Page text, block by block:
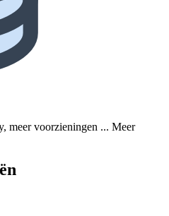
meer voorzieningen ... Meer